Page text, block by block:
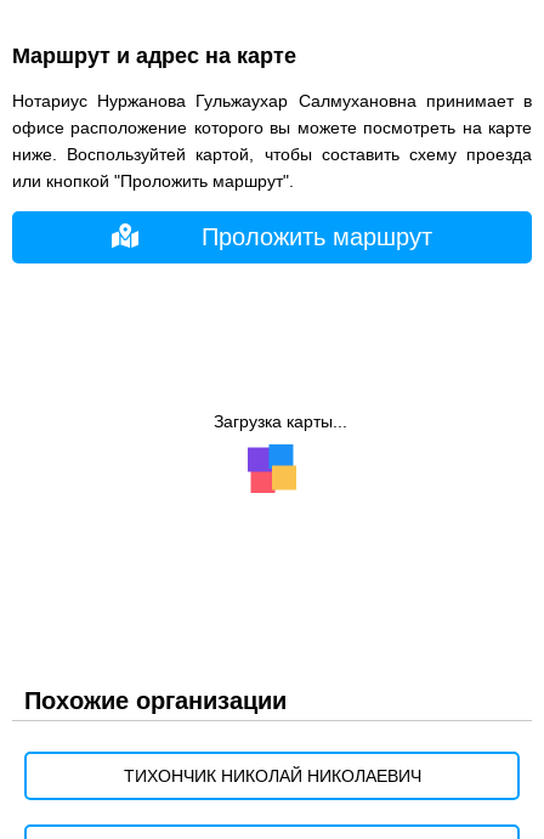
Маршрут и адрес на карте
Нотариус Нуржанова Гульжаухар Салмухановна принимает в
офисе расположение которого вы можете посмотреть на карте
ниже. Воспользуйтей картой, чтобы составить схему проезда
или кнопкой "Проложить маршрут".
Проложить маршрут
Загрузка карты...
Похожие организации
ТИХОНЧИК НИКОЛАЙ НИКОЛАЕВИЧ